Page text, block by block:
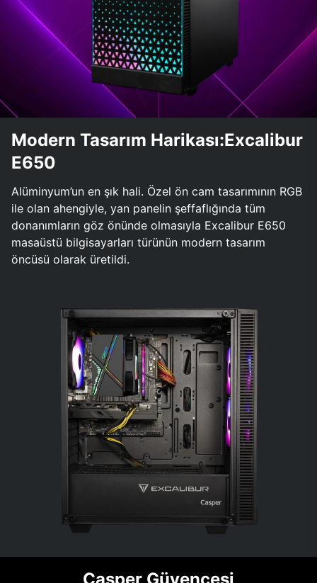
Modern Tasarım Harikası:Excalibur
E650
Alüminyum’un en şık hali. Özel ön cam tasarımının RGB
ile olan ahengiyle, yan panelin şeffaflığında tüm
donanımların göz önünde olmasıyla Excalibur E650
masaüstü bilgisayarları türünün modern tasarım
öncüsü olarak üretildi.